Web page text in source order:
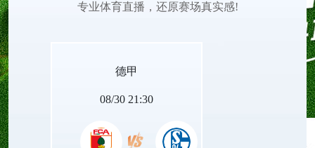
专业体育直播，还原赛场真实感!
德甲
08/30 21:30